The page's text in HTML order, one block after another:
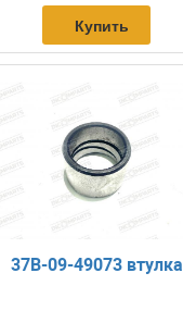
Купить
37B-09-49073 втулка